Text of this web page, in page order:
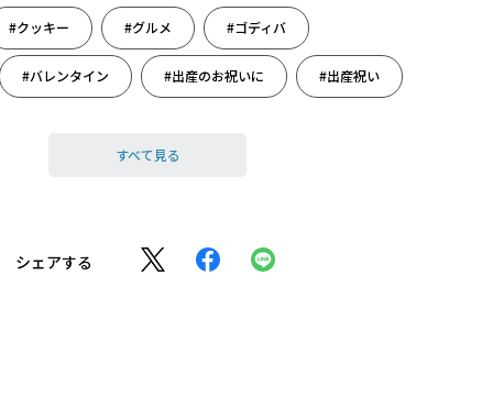
#クッキー #グルメ #ゴディバ
#バレンタイン #出産のお祝いに #出産祝い
すべて見る
シェアする